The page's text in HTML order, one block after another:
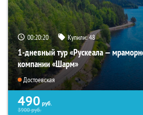
00:20:19 Купили:48
1-дневный тур «Рускеала —
компании «Шарм»
Достоевская
490 руб.
3900руб.